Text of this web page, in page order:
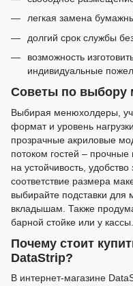
легкая замена
долгий срок службы
возможность
индивидуальные
Советы по выбору
Выбирая менюхолдеры,
формат и уровень
прозрачные акриловые
потоком гостей – прочные
на устойчивость,
соответствие размера
выбирайте подставки
вкладышам. Также
барной стойке или у кассы.
Почему стоит
DataStrip?
В интернет-магазине